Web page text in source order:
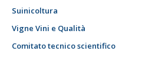
Suinicoltura
Vigne Vini e Qualità
Comitato tecnico scientifico